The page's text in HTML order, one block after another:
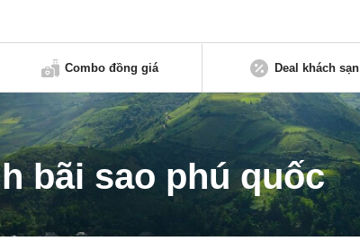
Combo đồng giá Deal khách sạn
bãi sao phú quốc